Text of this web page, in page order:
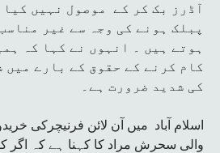
آڈرز بک کر کے موصول نہیں کیا
پبلک ہونے کی وجہ سے غیر
ہوتے ہیں ۔ انہوں نے کہا کہ
کام کرنے کے حقوق کے بارے میں
کی شدید ضرورت ہے۔
اسلام آباد میں آن لائن فرنیچرکی
والی سحرش مراد کا کہنا ہے کہ اگر